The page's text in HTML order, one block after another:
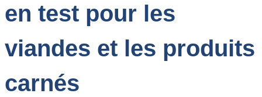
en test pour les
viandes et les produits
carnés